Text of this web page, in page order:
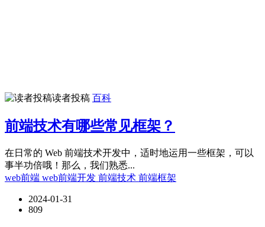
读者投稿 百科
前端技术有哪些常见框架？
在日常的 Web 前端技术开发中，适时地运用一些框架，可以
事半功倍哦！那么，我们熟悉...
web前端 web前端开发 前端技术 前端框架
2024-01-31
809